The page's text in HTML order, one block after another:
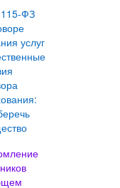
ФЗ
услуг